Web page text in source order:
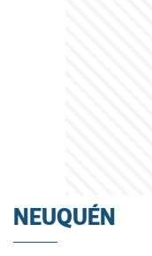
NEUQUÉN